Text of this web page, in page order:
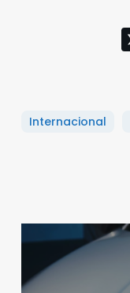
Internacional